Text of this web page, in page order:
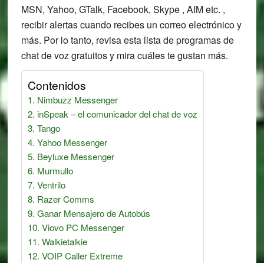
MSN, Yahoo, GTalk, Facebook, Skype , AIM etc. ,
recibir alertas cuando recibes un correo electrónico y
más. Por lo tanto, revisa esta lista de programas de
chat de voz gratuitos y mira cuáles te gustan más.
Contenidos
Nimbuzz Messenger
inSpeak – el comunicador del chat de voz
Tango
Yahoo Messenger
Beyluxe Messenger
Murmullo
Ventrilo
Razer Comms
Ganar Mensajero de Autobús
Viovo PC Messenger
Walkietalkie
VOIP Caller Extreme